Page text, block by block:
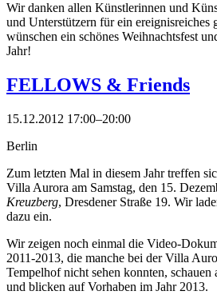
Wir danken allen Künstlerinnen und
und Unterstützern für ein ereignisreiches
wünschen ein schönes Weihnachtsfest
Jahr!
FELLOWS & Friends
15.12.2012 17:00–20:00
Berlin
Zum letzten Mal in diesem Jahr treffen
Villa Aurora am Samstag, den 15.
Kreuzberg, Dresdener Straße 19. Wir
dazu ein.
Wir zeigen noch einmal die Video-
2011-2013, die manche bei der Villa
Tempelhof nicht sehen konnten, schauen
und blicken auf Vorhaben im Jahr 2013.